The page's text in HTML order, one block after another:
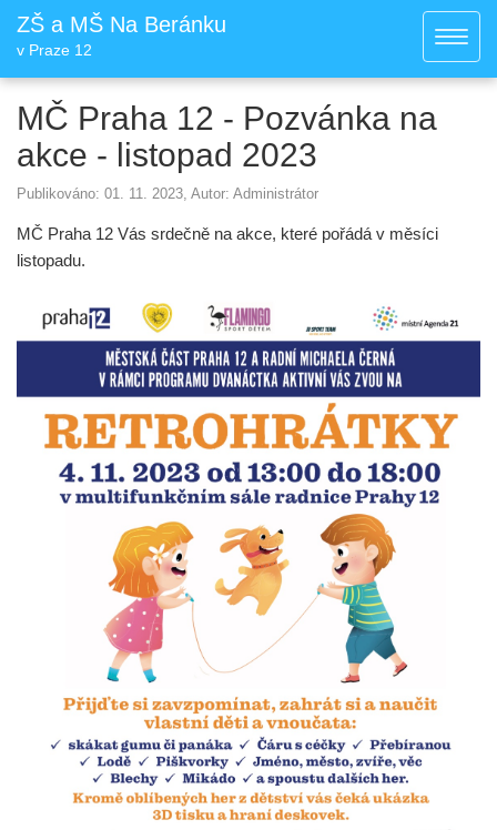
ZŠ a MŠ Na Beránku
v Praze 12
MČ Praha 12 - Pozvánka na
akce - listopad 2023
Publikováno: 01. 11. 2023, Autor: Administrátor
MČ Praha 12 Vás srdečně na akce, které pořádá v měsíci
listopadu.